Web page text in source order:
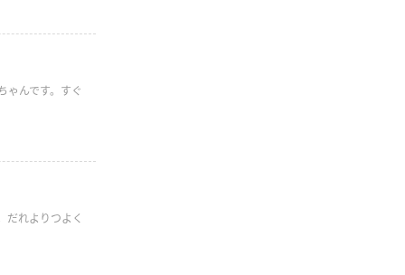
ゃんです。すぐ
だれよりつよく